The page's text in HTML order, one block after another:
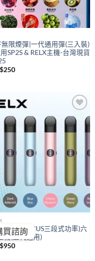
無限煙彈|一代通用彈(三入裝)
用SP2S & RELX主機-台灣現貨
250
Add to
wishlist
悅刻
(PIUS三段式功率)六
機(五代通用)
950
買諮詢